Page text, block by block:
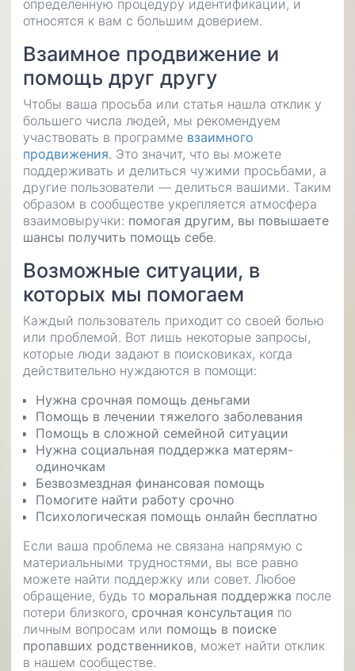
определенную процедуру идентификации, и
относятся к вам с большим доверием.
Взаимное продвижение и
помощь друг другу
Чтобы ваша просьба или статья нашла отклик у
большего числа людей, мы рекомендуем
участвовать в программе взаимного
продвижения. Это значит, что вы можете
поддерживать и делиться чужими просьбами, а
другие пользователи — делиться вашими. Таким
образом в сообществе укрепляется атмосфера
взаимовыручки: помогая другим, вы повышаете
шансы получить помощь себе.
Возможные ситуации, в
которых мы помогаем
Каждый пользователь приходит со своей болью
или проблемой. Вот лишь некоторые запросы,
которые люди задают в поисковиках, когда
действительно нуждаются в помощи:
Нужна срочная помощь деньгами
Помощь в лечении тяжелого заболевания
Помощь в сложной семейной ситуации
Нужна социальная поддержка матерям-
одиночкам
Безвозмездная финансовая помощь
Помогите найти работу срочно
Психологическая помощь онлайн бесплатно
Если ваша проблема не связана напрямую с
материальными трудностями, вы все равно
можете найти поддержку или совет. Любое
обращение, будь то моральная поддержка после
потери близкого, срочная консультация по
личным вопросам или помощь в поиске
пропавших родственников, может найти отклик
в нашем сообществе.